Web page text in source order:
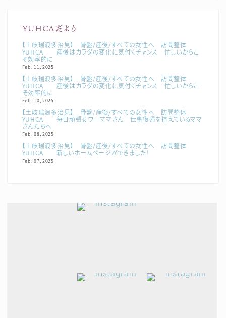
YUHCAだより
【土岐瑞浪多治見】 骨盤/産後/すべての女性へ 訪問整体
YUHCA 産後はカラダの変化に気付くチャンス 忙しいからこ
そ効率的に
Feb. 11, 2025
【土岐瑞浪多治見】 骨盤/産後/すべての女性へ 訪問整体
YUHCA 産後はカラダの変化に気付くチャンス 忙しいからこ
そ効率的に
Feb. 10, 2025
【土岐瑞浪多治見】 骨盤/産後/すべての女性へ 訪問整体
YUHCA 毎日頑張るワーママさん 仕事復帰を控えているママ
さんたちへ
Feb. 08, 2025
【土岐瑞浪多治見】 骨盤/産後/すべての女性へ 訪問整体
YUHCA 新しいホームページができました！
Feb. 07, 2025